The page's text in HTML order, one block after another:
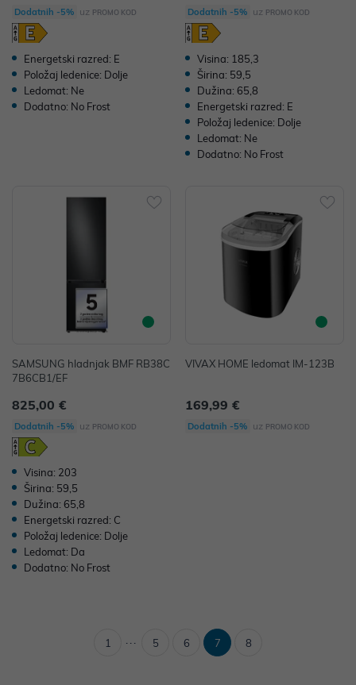
Dodatnih -5% uz PROMO KOD
Energetski razred: E
Položaj ledenice: Dolje
Ledomat: Ne
Dodatno: No Frost
Dodatnih -5% uz PROMO KOD
Visina: 185,3
Širina: 59,5
Dužina: 65,8
Energetski razred: E
Položaj ledenice: Dolje
Ledomat: Ne
Dodatno: No Frost
SAMSUNG hladnjak BMF RB38C
7B6CB1/EF
825,00 €
Dodatnih -5% uz PROMO KOD
Visina: 203
Širina: 59,5
Dužina: 65,8
Energetski razred: C
Položaj ledenice: Dolje
Ledomat: Da
Dodatno: No Frost
VIVAX HOME ledomat IM-123B
169,99 €
Dodatnih -5% uz PROMO KOD
1 ... 5 6 7 8